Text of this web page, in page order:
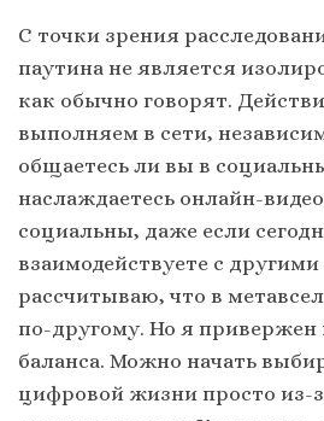
С точки зрения
паутина не является
как обычно говорят.
выполняем в сети,
общаетесь ли вы в
наслаждаетесь онлайн-
социальны, даже если
взаимодействуете с
рассчитываю, что в
по-другому. Но я привержен
баланса. Можно начать
цифровой жизни просто из-